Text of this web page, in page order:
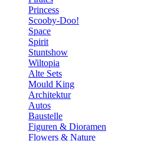
Princess
Scooby-Doo!
Space
Spirit
Stuntshow
Wiltopia
Alte Sets
Mould King
Architektur
Autos
Baustelle
Figuren & Dioramen
Flowers & Nature